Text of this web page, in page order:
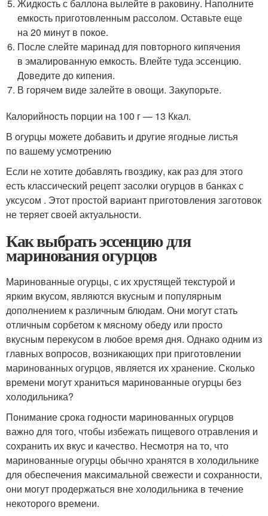
Жидкость с баллона вылейте в раковину. Наполните
емкость приготовленным рассолом. Оставьте еще
на 20 минут в покое.
После слейте маринад для повторного кипячения
в эмалированную емкость. Влейте туда эссенцию.
Доведите до кипения.
В горячем виде залейте в овощи. Закупорьте.
Калорийность порции на 100 г — 13 Ккал.
В огурцы можете добавить и другие ягодные листья
по вашему усмотрению
Если не хотите добавлять гвоздику, как раз для этого
есть классический рецепт засолки огурцов в банках с
уксусом . Этот простой вариант приготовления заготовок
не теряет своей актуальности.
Как выбрать эссенцию для
маринования огурцов
Маринованные огурцы, с их хрустящей текстурой и
ярким вкусом, являются вкусным и популярным
дополнением к различным блюдам. Они могут стать
отличным сорбетом к мясному обеду или просто
вкусным перекусом в любое время дня. Однако одним из
главных вопросов, возникающих при приготовлении
маринованных огурцов, является их хранение. Сколько
времени могут храниться маринованные огурцы без
холодильника?
Понимание срока годности маринованных огурцов
важно для того, чтобы избежать пищевого отравления и
сохранить их вкус и качество. Несмотря на то, что
маринованные огурцы обычно хранятся в холодильнике
для обеспечения максимальной свежести и сохранности,
они могут продержаться вне холодильника в течение
некоторого времени.